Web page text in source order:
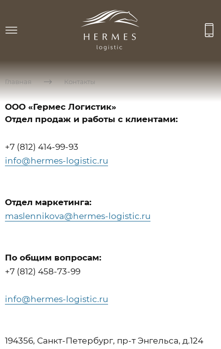
Главная Контакты
ООО «Гермес Логистик»
Отдел продаж и работы с клиентами:
+7 (812) 414-99-93
info@hermes-logistic.ru
Отдел маркетинга:
maslennikova@hermes-logistic.ru
По общим вопросам:
+7 (812) 458-73-99
info@hermes-logistic.ru
194356, Санкт-Петербург, пр-т Энгельса, д.124